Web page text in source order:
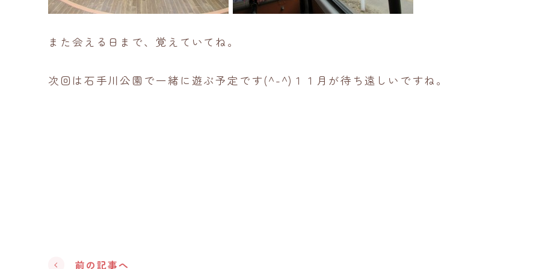
また会える日まで、覚えていてね。
次回は石手川公園で一緒に遊ぶ予定です(^-^)１１月が待ち遠しいですね。
前の記事へ